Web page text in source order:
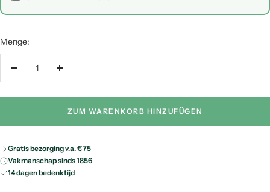
Menge:
Menge
Menge
ZUM WARENKORB HINZUFÜGEN
Gratis bezorging v.a. €75
Vakmanschap sinds 1856
14 dagen bedenktijd